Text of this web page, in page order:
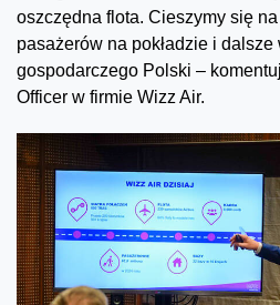
oszczędna flota. Cieszymy się
pasażerów na pokładzie i
gospodarczego Polski –
Officer w firmie Wizz Air.